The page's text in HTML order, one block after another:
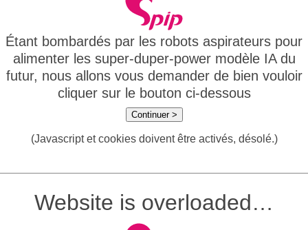
Étant bombardés par les robots aspirateurs pour
alimenter les super-duper-power modèle IA du
futur, nous allons vous demander de bien vouloir
cliquer sur le bouton ci-dessous
Continuer >
(Javascript et cookies doivent être activés, désolé.)
Website is overloaded…